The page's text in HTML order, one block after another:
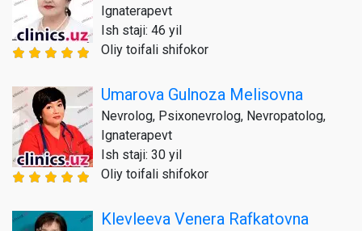
Ignaterapevt
Ish staji: 46 yil
Oliy toifali shifokor
Umarova Gulnoza Melisovna
Nevrolog, Psixonevrolog, Nevropatolog,
Ignaterapevt
Ish staji: 30 yil
Oliy toifali shifokor
Klevleeva Venera Rafkatovna